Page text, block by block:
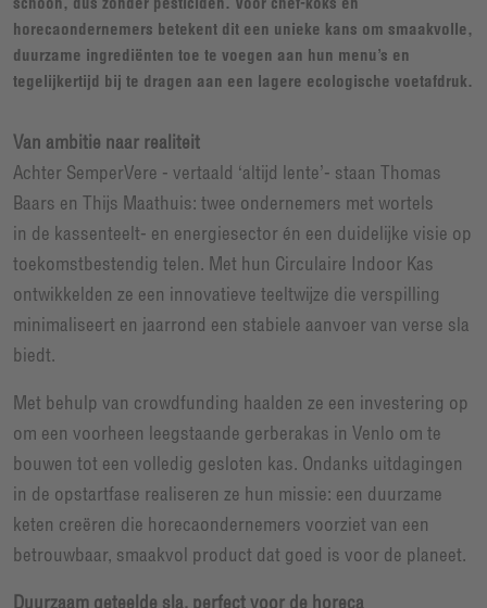
horecaondernemers betekent dit een unieke kans om smaakvolle,
duurzame ingrediënten toe te voegen aan hun menu’s en
tegelijkertijd bij te dragen aan een lagere ecologische voetafdruk.
Van ambitie naar realiteit
Achter SemperVere - vertaald ‘altijd lente’- staan Thomas
Baars en Thijs Maathuis: twee ondernemers met wortels
in de kassenteelt- en energiesector én een duidelijke visie op
toekomstbestendig telen. Met hun Circulaire Indoor Kas
ontwikkelden ze een innovatieve teeltwijze die verspilling
minimaliseert en jaarrond een stabiele aanvoer van verse sla
biedt.
Met behulp van crowdfunding haalden ze een investering op
om een voorheen leegstaande gerberakas in Venlo om te
bouwen tot een volledig gesloten kas. Ondanks uitdagingen
in de opstartfase realiseren ze hun missie: een duurzame
keten creëren die horecaondernemers voorziet van een
betrouwbaar, smaakvol product dat goed is voor de planeet.
Duurzaam geteelde sla, perfect voor de horeca